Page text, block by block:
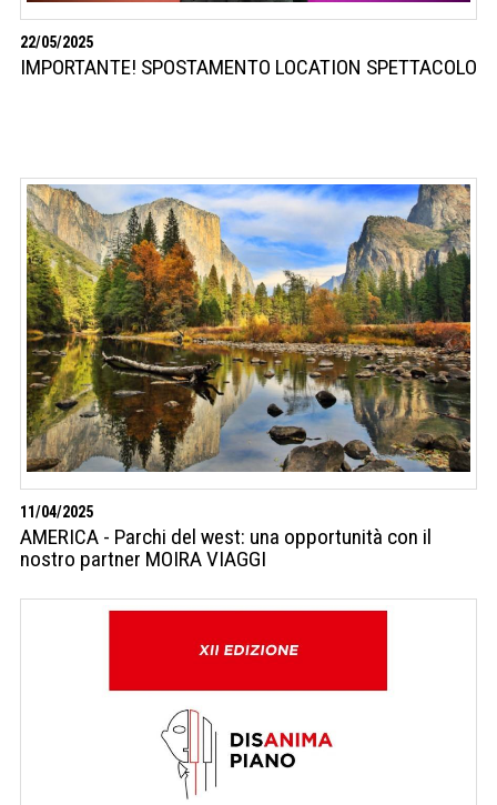
22/05/2025
IMPORTANTE! SPOSTAMENTO LOCATION SPETTACOLO
11/04/2025
AMERICA - Parchi del west: una opportunità con il
nostro partner MOIRA VIAGGI